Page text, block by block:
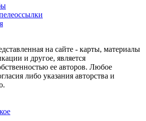
на сайте - карты, материалы
и другое, является
ее авторов. Любое
либо указания авторства и